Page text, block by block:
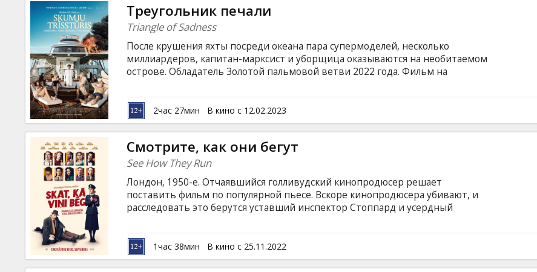
Треугольник печали
Triangle of Sadness
После крушения яхты посреди океана пара супермоделей, несколько
миллиардеров, капитан-марксист и уборщица оказываются на необитаемом
острове. Обладатель Золотой пальмовой ветви 2022 года. Фильм на
2час 27мин В кино с 12.02.2023
Смотрите, как они бегут
See How They Run
Лондон, 1950-е. Отчаявшийся голливудский кинопродюсер решает
поставить фильм по популярной пьесе. Вскоре кинопродюсера убивают, и
расследовать это берутся уставший инспектор Стоппард и усердный
латышском и русском языках.
1час 38мин В кино с 25.11.2022